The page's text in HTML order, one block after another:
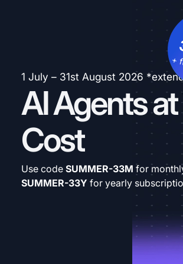
1 July – 31st August 2026
AI Agents
Cost
+
Use code SUMMER-33M for
SUMMER-33Y for yearly